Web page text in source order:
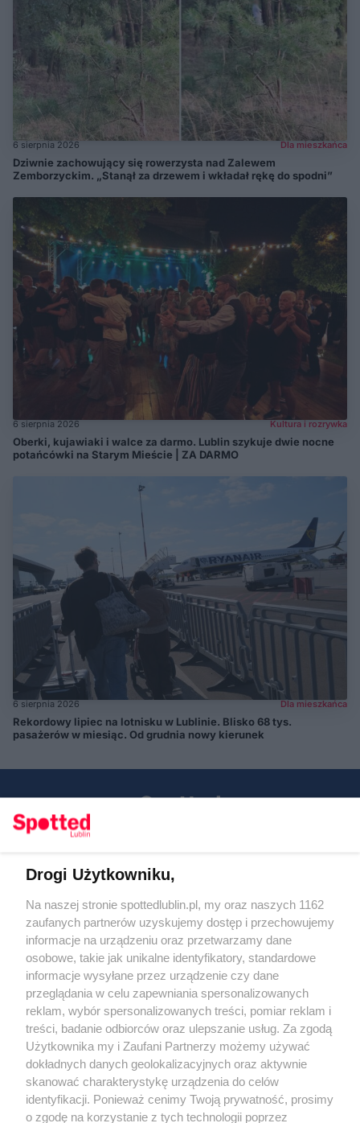
6 sierpnia 2026 Dla mieszkańca
Dziwnie zachowujący się rowerzysta nad Zalewem
Zemborzyckim. „Stanął za drzewem i wkładał rękę do spodni”
6 sierpnia 2026 Kultura i rozrywka
Oberki, kujawiaki i walce za darmo. Lublin szykuje dwie nocne
potańcówki na Starym Mieście | ZA DARMO
6 sierpnia 2026 Dla mieszkańca
Rekordowy lipiec na lotnisku w Lublinie. Blisko 68 tys.
pasażerów w miesiąc. Od grudnia nowy kierunek
KATEGORIE
OGŁOSZENIA
WYDARZENIA
NA SKRÓTY
Regulamin
Polityka prywatności
RODO
Warunki korzystania z treści
Drogi Użytkowniku,
Na naszej stronie spottedlublin.pl, my oraz naszych 1162
zaufanych partnerów uzyskujemy dostęp i przechowujemy
informacje na urządzeniu oraz przetwarzamy dane
osobowe, takie jak unikalne identyfikatory, standardowe
informacje wysyłane przez urządzenie czy dane
przeglądania w celu zapewniania spersonalizowanych
reklam, wybór spersonalizowanych treści, pomiar reklam i
treści, badanie odbiorców oraz ulepszanie usług. Za zgodą
Użytkownika my i Zaufani Partnerzy możemy używać
dokładnych danych geolokalizacyjnych oraz aktywnie
skanować charakterystykę urządzenia do celów
identyfikacji. Ponieważ cenimy Twoją prywatność, prosimy
o zgodę na korzystanie z tych technologii poprzez